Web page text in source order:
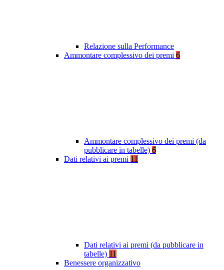
Relazione sulla Performance
Ammontare complessivo dei premi 6
Ammontare complessivo dei premi (da
pubblicare in tabelle) 6
Dati relativi ai premi 11
Dati relativi ai premi (da pubblicare in
tabelle) 11
Benessere organizzativo